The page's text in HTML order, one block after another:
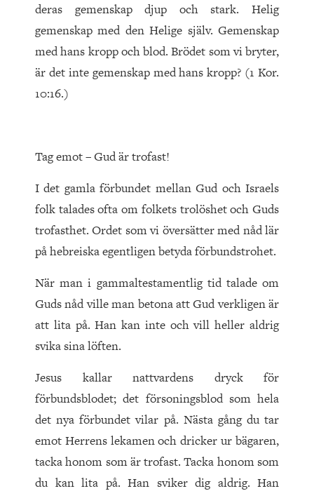
deras gemenskap djup och stark. Helig
gemenskap med den Helige själv. Gemenskap
med hans kropp och blod. Brödet som vi bryter,
är det inte gemenskap med hans kropp? (1 Kor.
10:16.)
Tag emot – Gud är trofast!
I det gamla förbundet mellan Gud och Israels
folk talades ofta om folkets trolöshet och Guds
trofasthet. Ordet som vi översätter med nåd lär
på hebreiska egentligen betyda förbundstrohet.
När man i gammaltestamentlig tid talade om
Guds nåd ville man betona att Gud verkligen är
att lita på. Han kan inte och vill heller aldrig
svika sina löften.
Jesus kallar nattvardens dryck för
förbundsblodet; det försoningsblod som hela
det nya förbundet vilar på. Nästa gång du tar
emot Herrens lekamen och dricker ur bägaren,
tacka honom som är trofast. Tacka honom som
du kan lita på. Han sviker dig aldrig. Han